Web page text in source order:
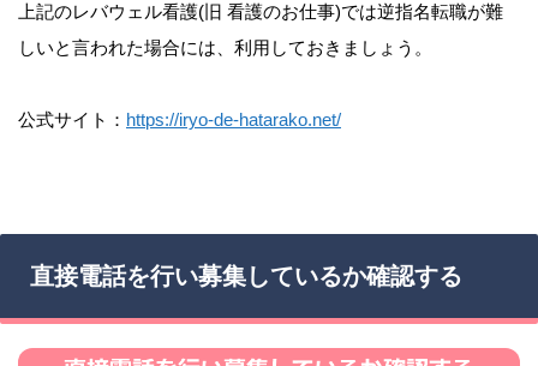
上記のレバウェル看護(旧 看護のお仕事)では逆指名転職が難
しいと言われた場合には、利用しておきましょう。
公式サイト： https://iryo-de-hatarako.net/
直接電話を行い募集しているか確認する